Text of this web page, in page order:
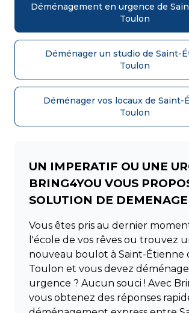
Déménagement en urgence de
Toulon
Déménager un studio de Saint-
Toulon
Déménager vos locaux de Saint-
Toulon
UN IMPERATIF OU UNE
BRING4YOU VOUS
SOLUTION DE
Vous êtes pris au dernier
l'école de vos rêves ou trouvez
nouveau boulot à Saint-Étienne
Toulon et vous devez
urgence ? Aucun souci ! Avec
vous obtenez des réponses